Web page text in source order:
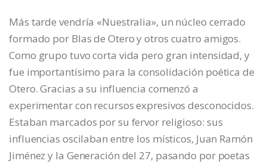
Más tarde vendría «Nuestralia», un núcleo cerrado
formado por Blas de Otero y otros cuatro amigos.
Como grupo tuvo corta vida pero gran intensidad, y
fue importantísimo para la consolidación poética de
Otero. Gracias a su influencia comenzó a
experimentar con recursos expresivos desconocidos.
Estaban marcados por su fervor religioso: sus
influencias oscilaban entre los místicos, Juan Ramón
Jiménez y la Generación del 27, pasando por poetas